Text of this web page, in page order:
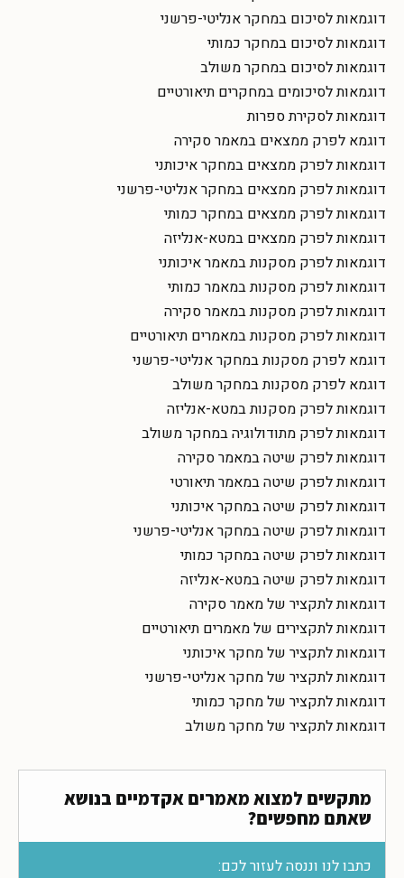
דוגמאות לסיכום במחקר אנליטי-פרשני
דוגמאות לסיכום במחקר כמותי
דוגמאות לסיכום במחקר משולב
דוגמאות לסיכומים במחקרים תיאורטיים
דוגמאות לסקירת ספרות
דוגמא לפרק ממצאים במאמר סקירה
דוגמאות לפרק ממצאים במחקר איכותני
דוגמאות לפרק ממצאים במחקר אנליטי-פרשני
דוגמאות לפרק ממצאים במחקר כמותי
דוגמאות לפרק ממצאים במטא-אנליזה
דוגמאות לפרק מסקנות במאמר איכותני
דוגמאות לפרק מסקנות במאמר כמותי
דוגמאות לפרק מסקנות במאמר סקירה
דוגמאות לפרק מסקנות במאמרים תיאורטיים
דוגמא לפרק מסקנות במחקר אנליטי-פרשני
דוגמא לפרק מסקנות במחקר משולב
דוגמאות לפרק מסקנות במטא-אנליזה
דוגמאות לפרק מתודולוגיה במחקר משולב
דוגמאות לפרק שיטה במאמר סקירה
דוגמאות לפרק שיטה במאמר תיאורטי
דוגמאות לפרק שיטה במחקר איכותני
דוגמאות לפרק שיטה במחקר אנליטי-פרשני
דוגמאות לפרק שיטה במחקר כמותי
דוגמאות לפרק שיטה במטא-אנליזה
דוגמאות לתקציר של מאמר סקירה
דוגמאות לתקצירים של מאמרים תיאורטיים
דוגמאות לתקציר של מחקר איכותני
דוגמאות לתקציר של מחקר אנליטי-פרשני
דוגמאות לתקציר של מחקר כמותי
דוגמאות לתקציר של מחקר משולב
מתקשים למצוא מאמרים אקדמיים בנושא
שאתם מחפשים?
כתבו לנו וננסה לעזור לכם: